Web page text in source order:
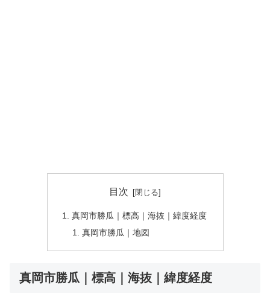
目次
真岡市勝瓜｜標高｜海抜｜緯度経度
真岡市勝瓜｜地図
真岡市勝瓜｜標高｜海抜｜緯度経度